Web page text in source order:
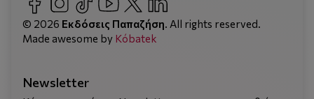
© 2026 Εκδόσεις Παπαζήση. All rights reserved.
Made awesome by Kόbatek
Newsletter